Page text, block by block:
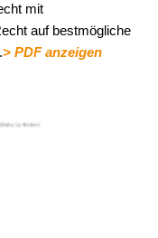
mit
auf bestmögliche
> PDF anzeigen